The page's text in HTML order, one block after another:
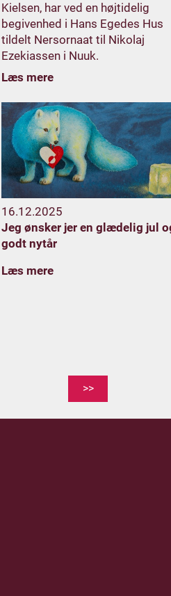
Kielsen, har ved en højtidelig
begivenhed i Hans Egedes Hus
tildelt Nersornaat til Nikolaj
Ezekiassen i Nuuk.
Læs mere
16.12.2025
Jeg ønsker jer en glædelig jul
godt nytår
Læs mere
>>